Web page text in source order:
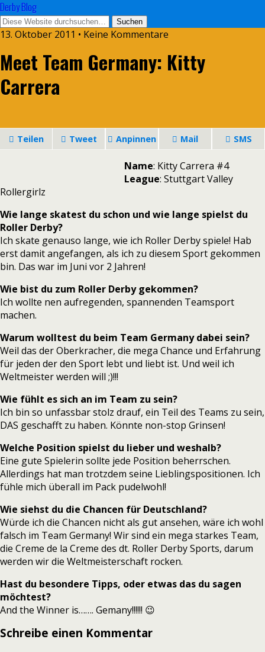
Derby Blog
13. Oktober 2011 • Keine Kommentare
Meet Team Germany: Kitty
Carrera
Teilen Tweet Anpinnen Mail SMS
Name: Kitty Carrera #4
League: Stuttgart Valley
Rollergirlz
Wie lange skatest du schon und wie lange spielst du
Roller Derby?
Ich skate genauso lange, wie ich Roller Derby spiele! Hab
erst damit angefangen, als ich zu diesem Sport gekommen
bin. Das war im Juni vor 2 Jahren!
Wie bist du zum Roller Derby gekommen?
Ich wollte nen aufregenden, spannenden Teamsport
machen.
Warum wolltest du beim Team Germany dabei sein?
Weil das der Oberkracher, die mega Chance und Erfahrung
für jeden der den Sport lebt und liebt ist. Und weil ich
Weltmeister werden will ;)!!!
Wie fühlt es sich an im Team zu sein?
Ich bin so unfassbar stolz drauf, ein Teil des Teams zu sein,
DAS geschafft zu haben. Könnte non-stop Grinsen!
Welche Position spielst du lieber und weshalb?
Eine gute Spielerin sollte jede Position beherrschen.
Allerdings hat man trotzdem seine Lieblingspositionen. Ich
fühle mich überall im Pack pudelwohl!
Wie siehst du die Chancen für Deutschland?
Würde ich die Chancen nicht als gut ansehen, wäre ich wohl
falsch im Team Germany! Wir sind ein mega starkes Team,
die Creme de la Creme des dt. Roller Derby Sports, darum
werden wir die Weltmeisterschaft rocken.
Hast du besondere Tipps, oder etwas das du sagen
möchtest?
And the Winner is……. Gemany!!!!!! 😉
Schreibe einen Kommentar